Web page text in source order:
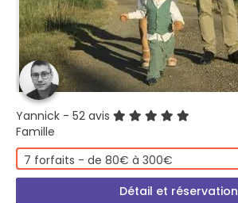
Yannick - 52 avis
Famille
7 forfaits - de 80€ à 300€
Détail et réservation